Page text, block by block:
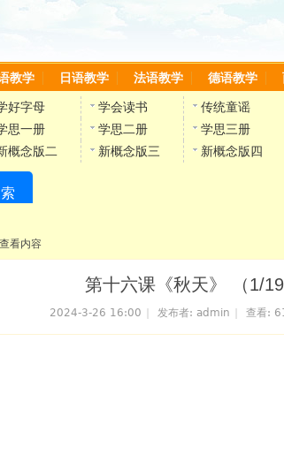
教学 日语教学 法语教学 德语教学
好字母 学会读书 传统童谣
思一册 学思二册 学思三册
概念版二 新概念版三 新概念版四
查看内容
第十六课《秋天》 （1/
2024-3-26 16:00 发布者: admin 查看: